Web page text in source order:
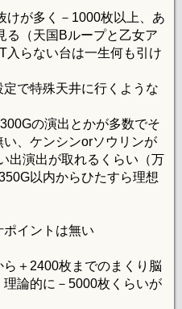
けが多く－1000枚以上、あ
る（天国Bループと乙女ア
入らない台は一生何も引け
定で特殊天井に行くような
の演出とかが多数でそ
、ケンシンorソウリンが
出演出が取れるくらい（万
以内からひたすら理想
イントは無い
＋2400枚までのまくり脳
論的に－5000枚くらいが